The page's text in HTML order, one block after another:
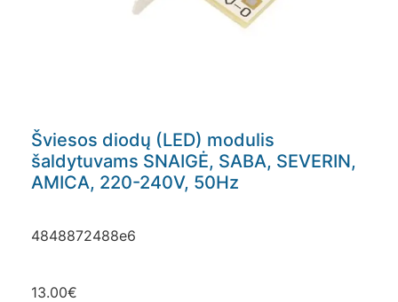
Šviesos diodų (LED) modulis
šaldytuvams SNAIGĖ, SABA, SEVERIN,
AMICA, 220-240V, 50Hz
4848872488e6
13.00€